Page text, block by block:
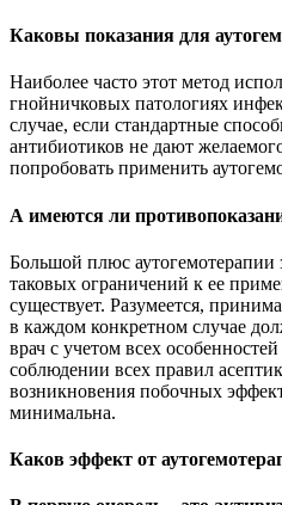
Каковы показания для
Наиболее часто этот метод
гнойничковых патологиях
случае, если стандартные
антибиотиков не дают
попробовать применить
А имеются ли
Большой плюс аутогемотерапии
таковых ограничений к ее
существует. Разумеется,
в каждом конкретном случае
врач с учетом всех
соблюдении всех правил
возникновения побочных
минимальна.
Каков эффект от